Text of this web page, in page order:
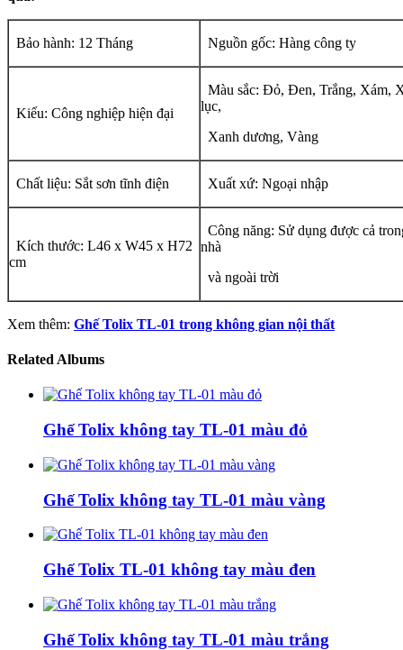
Bảo hành: 12 Tháng Nguồn gốc: Hàng công ty
Kiểu: Công nghiệp hiện đại
Màu sắc: Đỏ, Đen, Trắng, Xám,
lục,
Xanh dương, Vàng
Chất liệu: Sắt sơn tĩnh điện Xuất xứ: Ngoại nhập
Kích thước: L46 x W45 x H72
cm
Công năng: Sử dụng được cả
nhà
và ngoài trời
Xem thêm: Ghế Tolix TL-01 trong không gian nội thất
Related Albums
Ghế Tolix không tay TL-01 màu đỏ
Ghế Tolix không tay TL-01 màu vàng
Ghế Tolix TL-01 không tay màu đen
Ghế Tolix không tay TL-01 màu trắng